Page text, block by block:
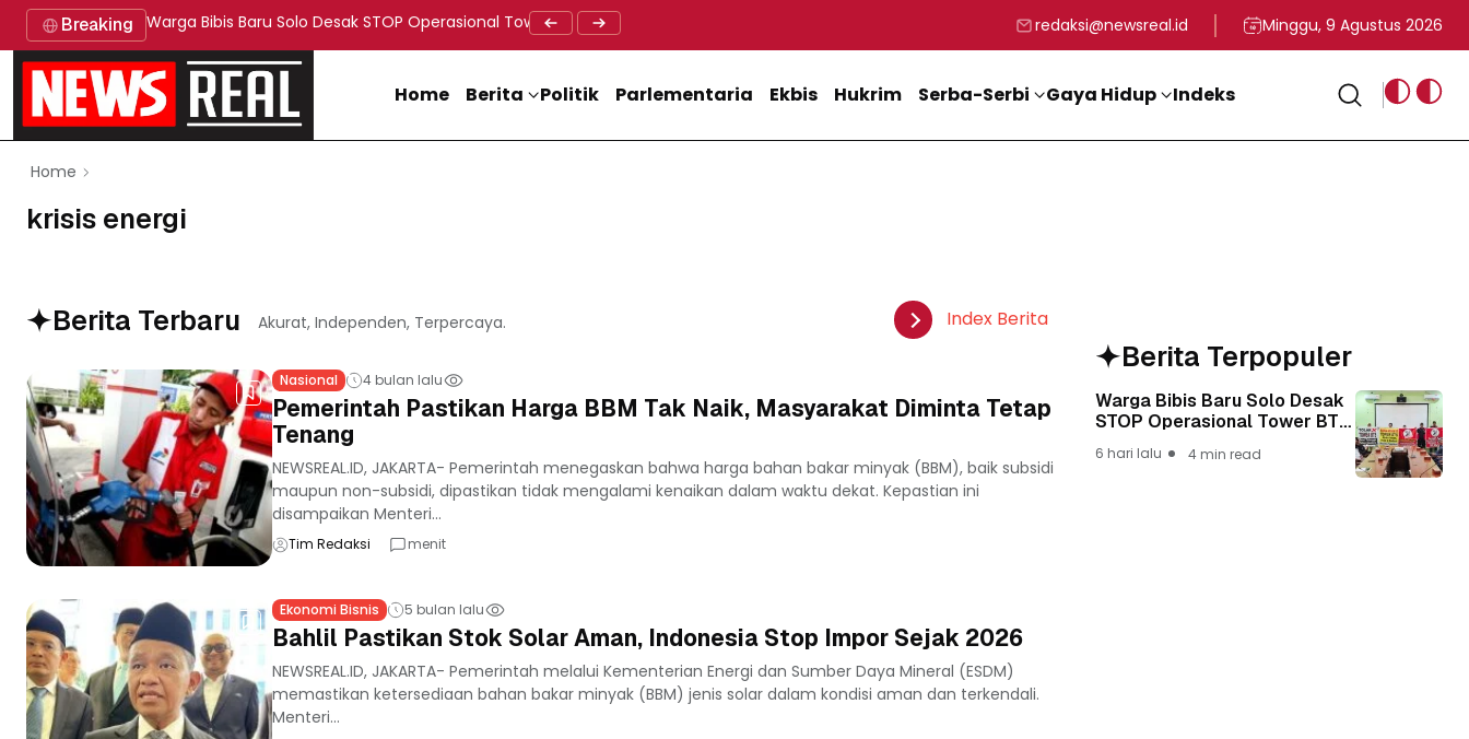
Breaking Warga Bibis Baru Solo Desak STOP Operasional Tower BTS, Diwa : Nyawa dan Keselamatan Warga Lebih Berharga
Doa Lintas Agama Perkuat Semangat Persatuan Jelang HUT ke-81 Kemerdekaan RIDukung MBG, Kadin Apresiasi Kepemimpinan Presiden Prabowo yang
Staf Khusus Menag RI
redaksi@newsreal.id Minggu, 9 Agustus 2026
Home Berita Politik Parlementaria Ekbis Hukrim Serba-Serbi Gaya Hidup Indeks
Home
krisis energi
Berita Terbaru Akurat, Independen, Terpercaya. Index Berita
Nasional 4 bulan lalu
Pemerintah Pastikan Harga BBM Tak Naik, Masyarakat Diminta Tetap
Tenang
NEWSREAL.ID, JAKARTA- Pemerintah menegaskan bahwa harga bahan bakar minyak (BBM), baik subsidi
maupun non-subsidi, dipastikan tidak mengalami kenaikan dalam waktu dekat. Kepastian ini
disampaikan Menteri...
Tim Redaksi menit
Ekonomi Bisnis 5 bulan lalu
Bahlil Pastikan Stok Solar Aman, Indonesia Stop Impor Sejak 2026
NEWSREAL.ID, JAKARTA- Pemerintah melalui Kementerian Energi dan Sumber Daya Mineral (ESDM)
memastikan ketersediaan bahan bakar minyak (BBM) jenis solar dalam kondisi aman dan terkendali.
Menteri...
Berita Terpopuler
Warga Bibis Baru Solo Desak
STOP Operasional Tower BTS,
Keselamatan Warga Lebih
6 hari lalu 4 min read